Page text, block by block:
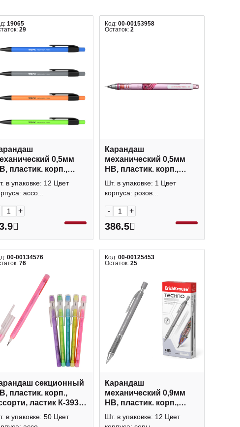
19065
29
0,5мм
пластик. корп.,
ластик
20338 Erich
в упаковке: 12 Цвет
ассо...
+
Код: 00-00153958
Остаток: 2
Карандаш
механический 0,5мм
HB, пластик. корп.,
розовый, ластик "Kuru
Toga" M5-450T UNI
Шт. в упаковке: 1 Цвет
корпуса: розов...
- +
386.5
00-00134576
76
секционный
пластик. корп.,
ластик К-3932
в упаковке: 50 Цвет
Код: 00-00125453
Остаток: 25
Карандаш
механический 0,9мм
HB, пластик. корп.,
серый, ластик "Техно"
56014 Erich Krause
Шт. в упаковке: 12 Цвет